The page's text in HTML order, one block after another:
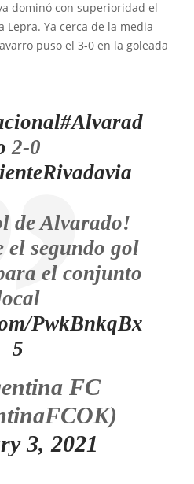
dominó con superioridad el
Ya cerca de la media
puso el 3-0 en la goleada
#Alvarad
2-0
de Alvarado!
el segundo gol
el conjunto
PwkBnkqBx
5
FC
3, 2021